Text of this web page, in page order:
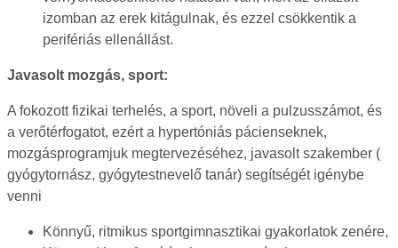
izomban az erek kitágulnak, és ezzel csökkentik a
perifériás ellenállást.
Javasolt mozgás, sport:
A fokozott fizikai terhelés, a sport, növeli a pulzusszámot, és
a verőtérfogatot, ezért a hypertóniás pácienseknek,
mozgásprogramjuk megtervezéséhez, javasolt szakember (
gyógytornász, gyógytestnevelő tanár) segítségét igénybe
venni
Könnyű, ritmikus sportgimnasztikai gyakorlatok zenére,